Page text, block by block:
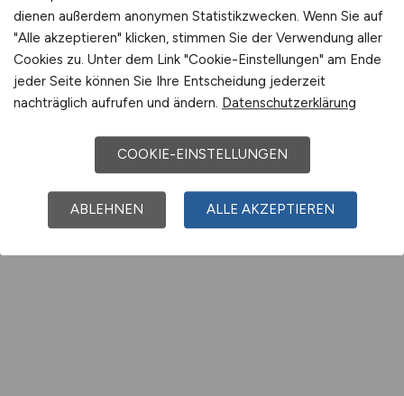
dienen außerdem anonymen Statistikzwecken. Wenn Sie auf
"Alle akzeptieren" klicken, stimmen Sie der Verwendung aller
Cookies zu. Unter dem Link "Cookie-Einstellungen" am Ende
jeder Seite können Sie Ihre Entscheidung jederzeit
nachträglich aufrufen und ändern. Datenschutzerklärung
COOKIE-EINSTELLUNGEN
ABLEHNEN ALLE AKZEPTIEREN